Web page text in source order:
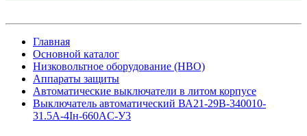
Главная
Основной каталог
Низковольтное оборудование (НВО)
Аппараты защиты
Автоматические выключатели в литом корпусе
Выключатель автоматический ВА21-29В-340010-
31.5А-4Iн-660AC-У3